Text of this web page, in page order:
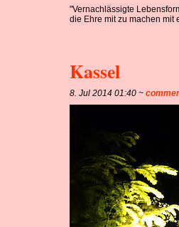
"Vernachlässigte
die Ehre mit zu machen mit
Kassel
8. Jul 2014 01:40 ~